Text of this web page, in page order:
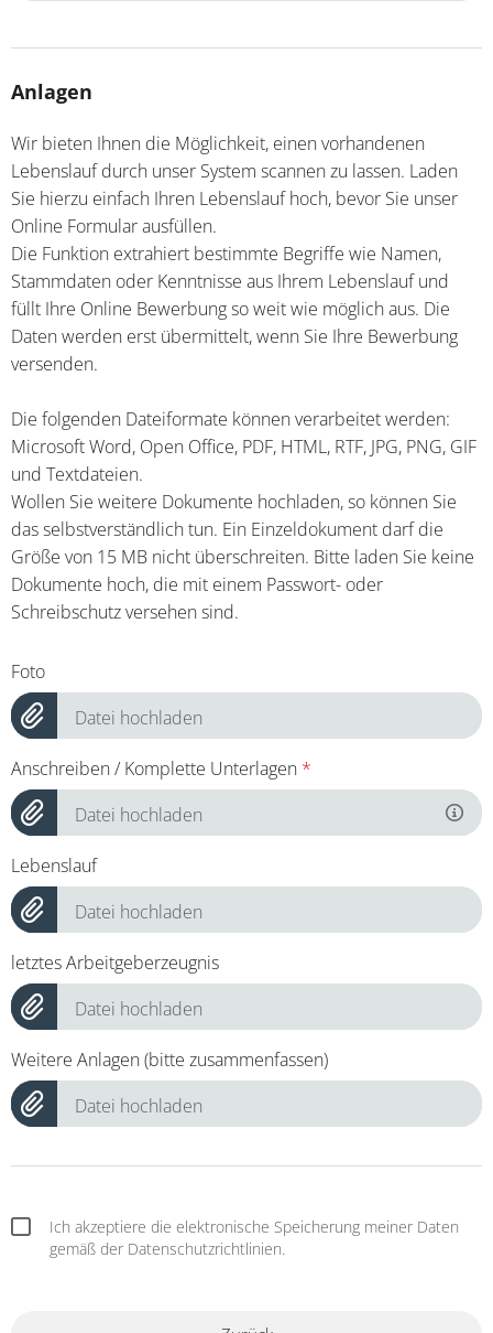
Anlagen
Wir bieten Ihnen die Möglichkeit, einen vorhandenen
Lebenslauf durch unser System scannen zu lassen. Laden
Sie hierzu einfach Ihren Lebenslauf hoch, bevor Sie unser
Online Formular ausfüllen.
Die Funktion extrahiert bestimmte Begriffe wie Namen,
Stammdaten oder Kenntnisse aus Ihrem Lebenslauf und
füllt Ihre Online Bewerbung so weit wie möglich aus. Die
Daten werden erst übermittelt, wenn Sie Ihre Bewerbung
versenden.
Die folgenden Dateiformate können verarbeitet werden:
Microsoft Word, Open Office, PDF, HTML, RTF, JPG, PNG, GIF
und Textdateien.
Wollen Sie weitere Dokumente hochladen, so können Sie
das selbstverständlich tun. Ein Einzeldokument darf die
Größe von 15 MB nicht überschreiten. Bitte laden Sie keine
Dokumente hoch, die mit einem Passwort- oder
Schreibschutz versehen sind.
Foto
Datei hochladen
Anschreiben / Komplette Unterlagen *
Datei hochladen
Lebenslauf
Datei hochladen
letztes Arbeitgeberzeugnis
Datei hochladen
Weitere Anlagen (bitte zusammenfassen)
Datei hochladen
Ich akzeptiere die elektronische Speicherung meiner Daten
gemäß der Datenschutzrichtlinien.